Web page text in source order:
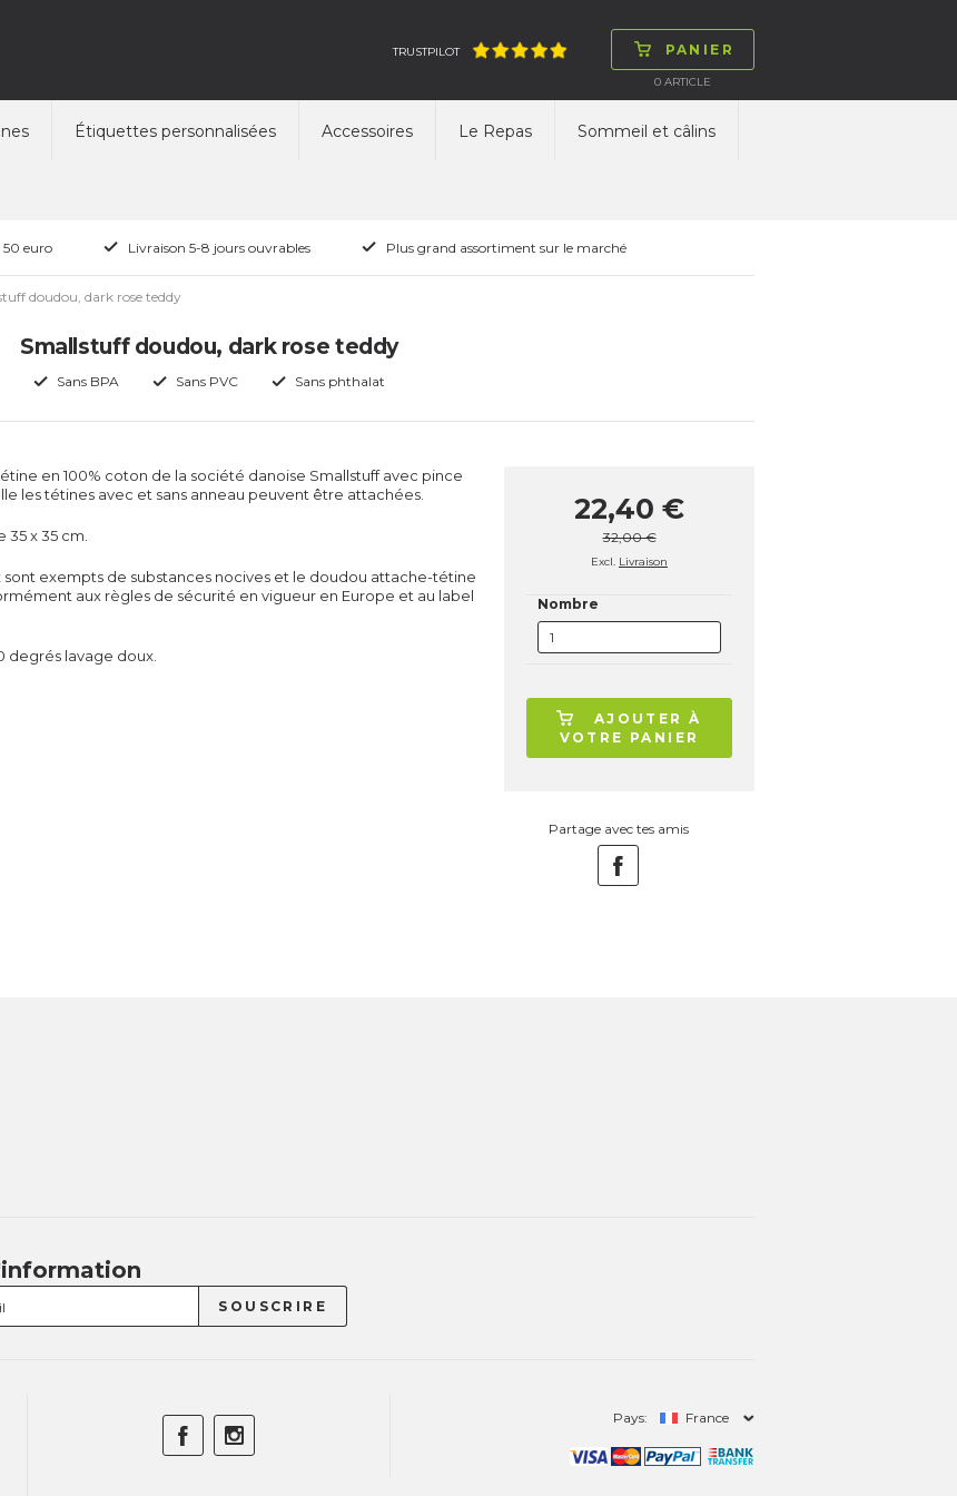
PANIER
0 ARTICLE
TRUSTPILOT
Étiquettes personnalisées Accessoires Le Repas Sommeil et câlins
euro Livraison 5-8 jours ouvrables Plus grand assortiment sur le marché
doudou, dark rose teddy
Smallstuff doudou, dark rose teddy
Sans BPA Sans PVC Sans phthalat
en 100% coton de la société danoise Smallstuff avec pince
les tétines avec et sans anneau peuvent être attachées.
x 35 cm.
sont exempts de substances nocives et le doudou attache-tétine
aux règles de sécurité en vigueur en Europe et au label
degrés lavage doux.
22,40 €
32,00 €
Excl. Livraison
Nombre
AJOUTER À
VOTRE PANIER
Partage avec tes amis
Pays: France